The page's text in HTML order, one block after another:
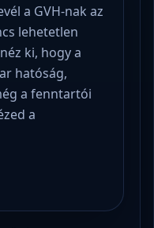
a GVH-nak az
lehetetlen
ki, hogy a
hatóság,
a fenntartói
a